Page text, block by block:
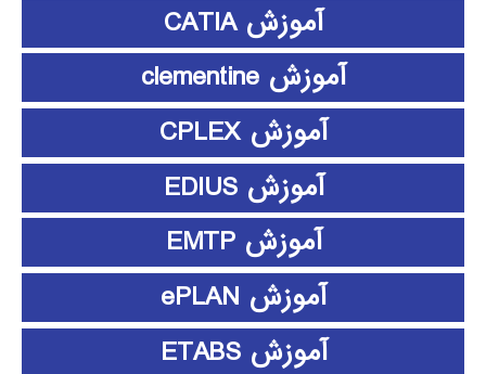
آموزش CATIA
آموزش clementine
آموزش CPLEX
آموزش EDIUS
آموزش EMTP
آموزش ePLAN
آموزش ETABS